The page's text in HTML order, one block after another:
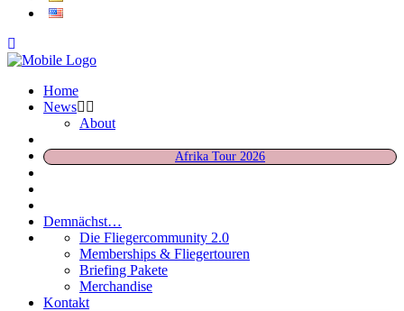
Home
News
About
Afrika Tour 2026
Demnächst…
Die Fliegercommunity 2.0
Memberships & Fliegertouren
Briefing Pakete
Merchandise
Kontakt